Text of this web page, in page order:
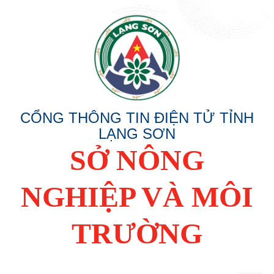
CỔNG THÔNG TIN ĐIỆN TỬ TỈNH
LẠNG SƠN
SỞ NÔNG
NGHIỆP VÀ MÔI
TRƯỜNG